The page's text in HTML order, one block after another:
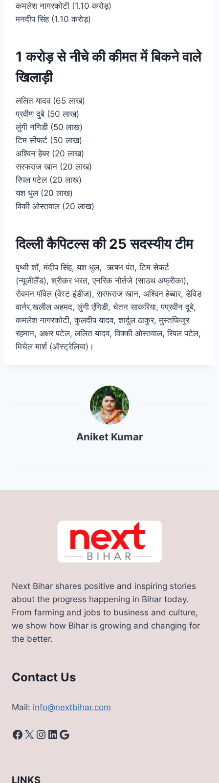
कमलेश नागरकोटी (1.10 करोड़)
मनदीप सिंह (1.10 करोड़)
1 करोड़ से नीचे की कीमत में बिकने वाले
खिलाड़ी
ललित यादव (65 लाख)
प्रवीण दुबे (50 लाख)
लुंगी नगिडी (50 लाख)
टिम सीफर्ट (50 लाख)
अश्विन हेबर (20 लाख)
सरफराज खान (20 लाख)
रिपल पटेल (20 लाख)
यश धुल (20 लाख)
विकी ओस्तवाल (20 लाख)
दिल्ली कैपिटल्स की 25 सदस्यीय टीम
पृथ्वी शॉ, मंदीप सिंह, यश धुल, ऋषभ पंत, टिम सेफर्ट
(न्यूजीलैंड), श्रीकर भरत, एनरिक नोर्तजे (साउथ अफ्रीका),
रोवमन पॉवेल (वेस्ट इंडीज), सरफराज खान, अश्विन हेब्बार, डेविड
वार्नर,खलील अहमद, लुंगी एंगिडी, चेतन साकरिया, पप्रवीन दूबे,
कमलेश नागरकोटी, कुलदीप यादव, शार्दुल ठाकुर, मुस्तफिजुर
रहमान, अक्षर पटेल, ललित यादव, विक्की ओस्तवाल, रिपल पटेल,
मिचेल मार्श (ऑस्ट्रेलिया)।
Aniket Kumar
Next Bihar shares positive and inspiring stories
about the progress happening in Bihar today.
From farming and jobs to business and culture,
we show how Bihar is growing and changing for
the better.
Contact Us
Mail: info@nextbihar.com
Facebook
X Instagram
LinkedIn
Google
LINKS